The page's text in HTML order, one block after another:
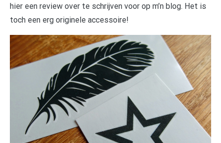
hier een review over te schrijven voor op m’n blog. Het is
toch een erg originele accessoire!